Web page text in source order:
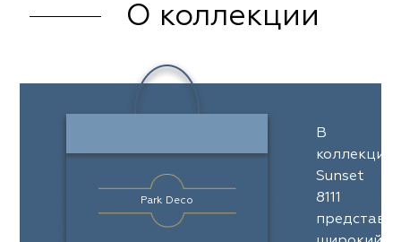
О коллекции
Park Deco
В
коллекции
Sunset
8111